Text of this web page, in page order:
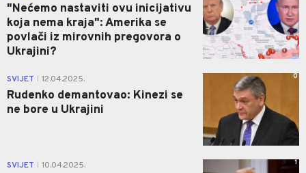
"Nećemo nastaviti ovu inicijativu
koja nema kraja": Amerika se
povlači iz mirovnih pregovora o
Ukrajini?
SVIJET 12.04.2025.
Rudenko demantovao: Kinezi se
ne bore u Ukrajini
0
SVIJET 10.04.2025. 1